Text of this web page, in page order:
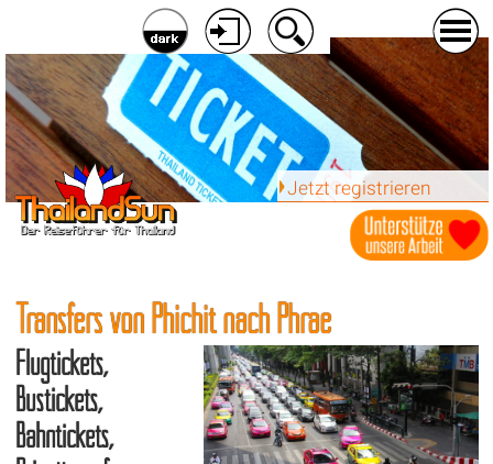
Jetzt registrieren
Transfers von Phichit nach Phrae
Flugtickets,
Bustickets,
Bahntickets,